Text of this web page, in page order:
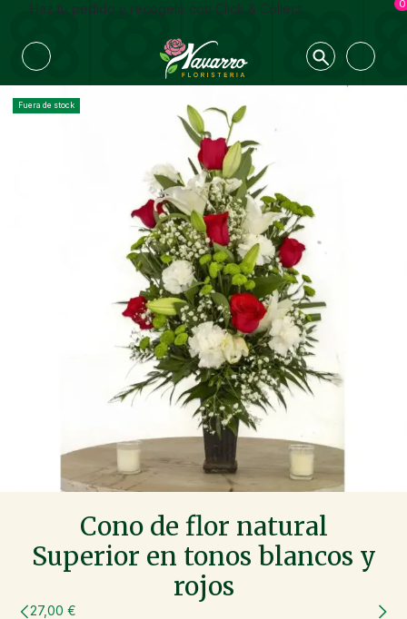
Haz tu pedido y recogelo con Click & Collect 0
Fuera de stock
Cono de flor natural
Superior en tonos blancos y
rojos
27,00 €